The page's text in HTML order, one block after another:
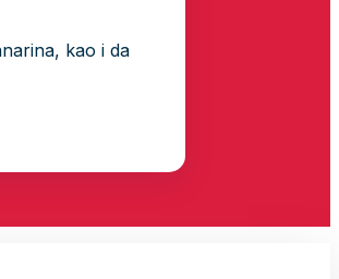
kao i da